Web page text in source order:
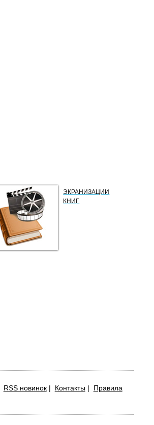
ЭКРАНИЗАЦИИ
КНИГ
RSS новинок| Контакты| Правила